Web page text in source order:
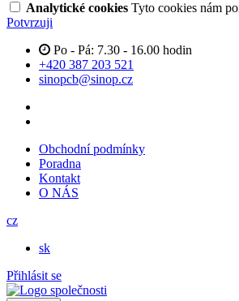
Analytické cookies Tyto cookies nám
Potvrzuji
Po - Pá: 7.30 - 16.00 hodin
+420 387 203 521
sinopcb@sinop.cz
Obchodní podmínky
Poradna
Kontakt
O NÁS
cz
sk
Přihlásit se